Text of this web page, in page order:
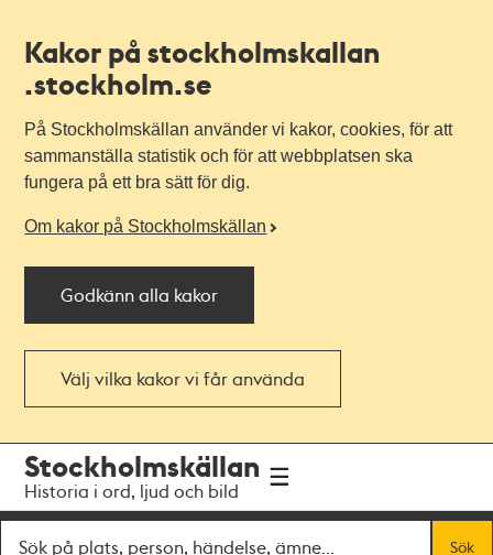
Kakor på stockholmskallan
.stockholm.se
På Stockholmskällan använder vi kakor, cookies, för att
sammanställa statistik och för att webbplatsen ska
fungera på ett bra sätt för dig.
Om kakor på Stockholmskällan
Godkänn alla kakor
Välj vilka kakor vi får använda
navigationen
huvudinnehållet
Stockholmskällan
Historia i ord, ljud och bild
Sök